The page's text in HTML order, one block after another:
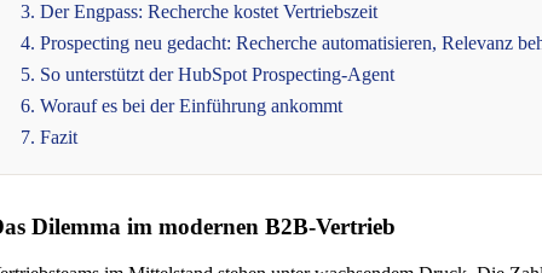
3. Der Eng­pass: Recher­che kos­tet Vertriebszeit
4. Pro­s­pec­ting neu gedacht: Recher­che auto­ma­ti­sie­ren, Rele­vanz
5. So unter­stützt der Hub­S­pot Prospecting-Agent
6. Wor­auf es bei der Ein­füh­rung ankommt
7. Fazit
Dilemma im modernen B2B-Vertrieb